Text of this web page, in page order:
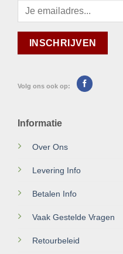
Volg ons ook op:
Informatie
Over Ons
Levering Info
Betalen Info
Vaak Gestelde Vragen
Retourbeleid